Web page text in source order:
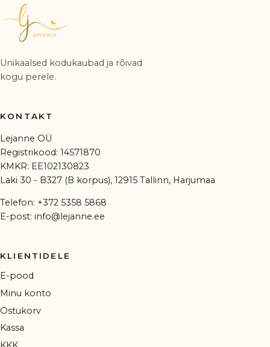
Unikaalsed kodukaubad ja rõivad
kogu perele.
KONTAKT
Lejanne OÜ
Registrikood: 14571870
KMKR: EE102130823
Laki 30 - B327 (B korpus), 12915 Tallinn, Harjumaa
Telefon: +372 5358 5868
E-post: info@lejanne.ee
KLIENTIDELE
E-pood
Minu konto
Ostukorv
Kassa